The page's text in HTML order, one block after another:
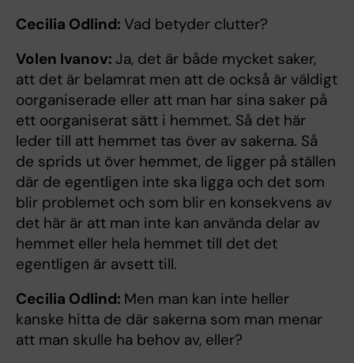
Cecilia Odlind: Vad betyder clutter?
Volen Ivanov: Ja, det är både mycket saker,
att det är belamrat men att de också är väldigt
oorganiserade eller att man har sina saker på
ett oorganiserat sätt i hemmet. Så det här
leder till att hemmet tas över av sakerna. Så
de sprids ut över hemmet, de ligger på ställen
där de egentligen inte ska ligga och det som
blir problemet och som blir en konsekvens av
det här är att man inte kan använda delar av
hemmet eller hela hemmet till det det
egentligen är avsett till.
Cecilia Odlind: Men man kan inte heller
kanske hitta de där sakerna som man menar
att man skulle ha behov av, eller?